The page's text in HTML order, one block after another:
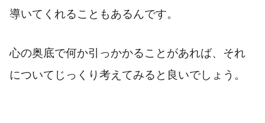
導いてくれることもあるんです。
心の奥底で何か引っかかることがあれば、それ
についてじっくり考えてみると良いでしょう。